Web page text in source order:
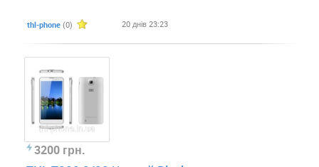
thl-phone (0) 20 днів 23:23
3200 грн.